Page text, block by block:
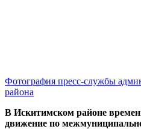
Фотография пресс-службы
района
В Искитимском районе
движение по